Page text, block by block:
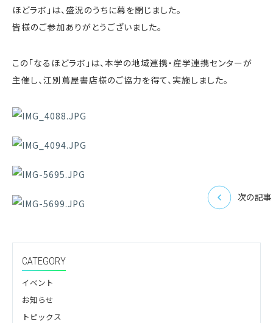
ほどラボ」は、盛況のうちに幕を閉じました。
皆様のご参加ありがとうございました。
この「なるほどラボ」は、本学の地域連携・産学連携センターが
主催し、江別蔦屋書店様のご協力を得て、実施しました。
次の記事
CATEGORY
イベント
お知らせ
トピックス